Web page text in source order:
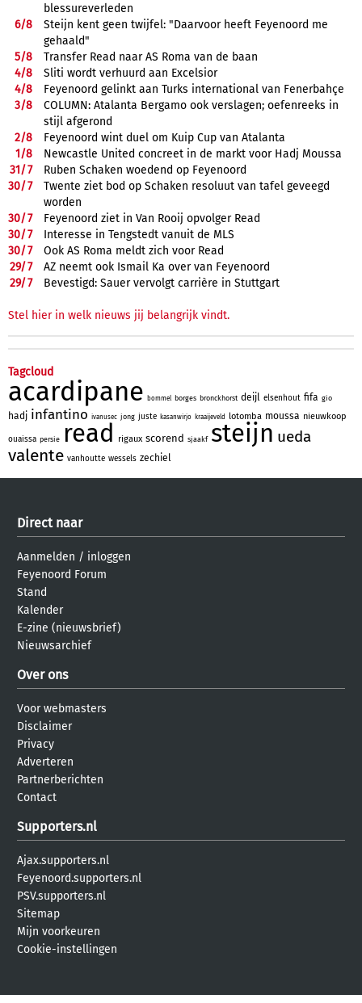
blessureverleden
6/8
Steijn kent geen twijfel: "Daarvoor heeft Feyenoord me
gehaald"
5/8
Transfer Read naar AS Roma van de baan
4/8
Sliti wordt verhuurd aan Excelsior
4/8
Feyenoord gelinkt aan Turks international van Fenerbahçe
3/8
COLUMN: Atalanta Bergamo ook verslagen; oefenreeks in
stijl afgerond
2/8
Feyenoord wint duel om Kuip Cup van Atalanta
1/8
Newcastle United concreet in de markt voor Hadj Moussa
31/7
Ruben Schaken woedend op Feyenoord
30/7
Twente ziet bod op Schaken resoluut van tafel geveegd
worden
30/7
Feyenoord ziet in Van Rooij opvolger Read
30/7
Interesse in Tengstedt vanuit de MLS
30/7
Ook AS Roma meldt zich voor Read
29/7
AZ neemt ook Ismail Ka over van Feyenoord
29/7 Bevestigd: Sauer vervolgt carrière in Stuttgart
Stel hier in welk nieuws jij belangrijk vindt.
Tagcloud
acardipane bommel borges bronckhorst deijl elsenhout fifa gio
hadj infantino ivanusec jong juste kasanwirjo kraaijeveld lotomba moussa nieuwkoop
ouaissa persie read rigaux scorend sjaakf steijn ueda
valente vanhoutte wessels zechiel
Direct naar
Aanmelden / inloggen
Feyenoord Forum
Stand
Kalender
E-zine (nieuwsbrief)
Nieuwsarchief
Over ons
Voor webmasters
Disclaimer
Privacy
Adverteren
Partnerberichten
Contact
Supporters.nl
Ajax.supporters.nl
Feyenoord.supporters.nl
PSV.supporters.nl
Sitemap
Mijn voorkeuren
Cookie-instellingen